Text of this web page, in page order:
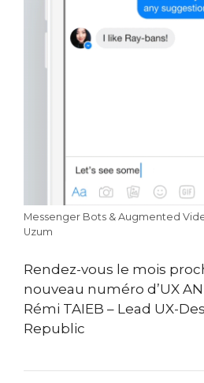
Messenger Bots & Augmented
Uzum
Rendez-vous le mois
nouveau numéro d’UX
Rémi TAIEB – Lead UX-
Republic